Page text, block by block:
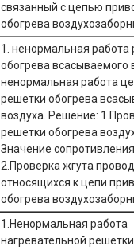
связанный с цепью
обогрева
1. ненормальная работа
обогрева всасываемого
ненормальная работа
решетки обогрева
воздуха. Решение:
решетки обогрева
Значение
2.Проверка жгута
относящихся к цепи
обогрева
1.Ненормальная работа
нагревательной решетки